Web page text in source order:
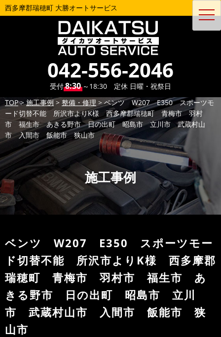
西多摩郡瑞穂町 大勝オートサービス
042-556-2046
受付8:30 ～18:30 定休 日曜・祝祭日
TOP>施工事例> 整備・修理 >ベンツ W207 E350 スポーツモ
ード切替不能 所沢市よりK様 西多摩郡瑞穂町 青梅市 羽村
市 福生市 あきる野市 日の出町 昭島市 立川市 武蔵村山
市 入間市 飯能市 狭山市
施工事例
ベンツ W207 E350 スポーツモー
ド切替不能 所沢市よりK様 西多摩郡
瑞穂町 青梅市 羽村市 福生市 あ
きる野市 日の出町 昭島市 立川
市 武蔵村山市 入間市 飯能市 狭
山市